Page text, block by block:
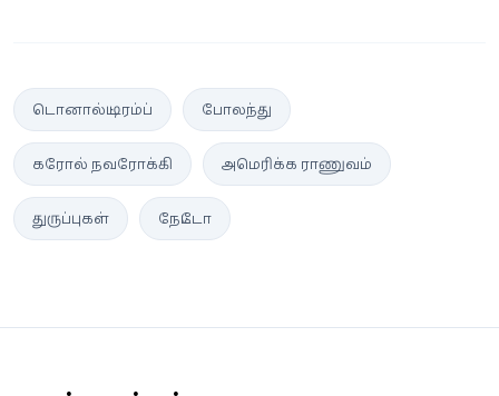
டொனால்ட் டிரம்ப் போலந்து
கரோல் நவரோக்கி அமெரிக்க ராணுவம்
துருப்புகள் நேட்டோ